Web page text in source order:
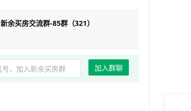
新余买房交流群-85群（321）
加入群聊